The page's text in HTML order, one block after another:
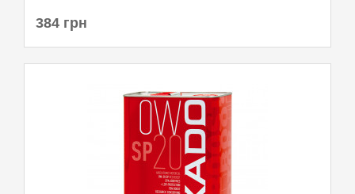
384 грн